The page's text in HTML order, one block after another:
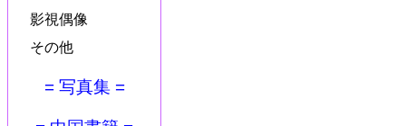
影視偶像
その他
= 写真集 =